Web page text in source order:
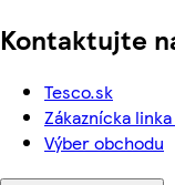
Kontaktujte
Tesco.sk
Zákaznícka
Výber obchodu